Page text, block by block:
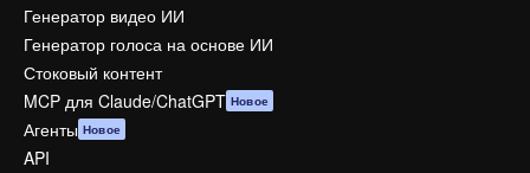
Генератор видео ИИ
Генератор голоса на основе ИИ
Стоковый контент
MCP для Claude/ChatGPT Новое
Агенты Новое
API